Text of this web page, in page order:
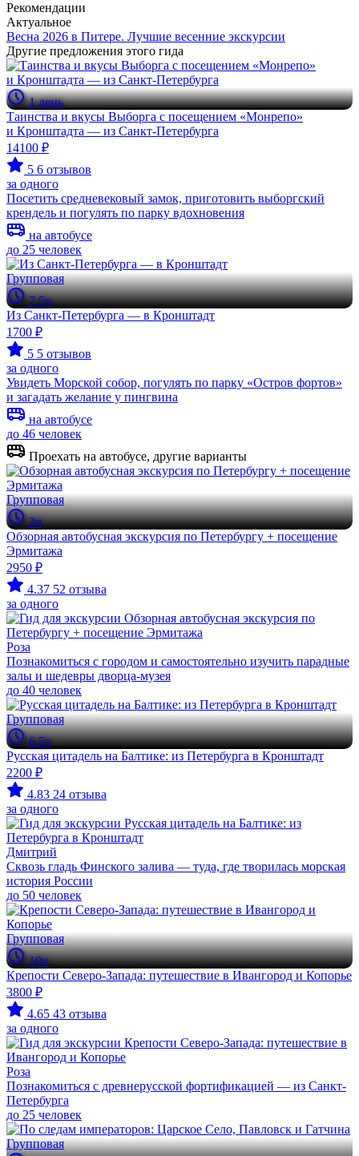
Рекомендации
Актуальное
Весна 2026 в Питере. Лучшие весенние экскурсии
Другие предложения этого гида
1 день
Таинства и вкусы Выборга с посещением «Монрепо»
и Кронштадта — из Санкт-Петербурга
14100 ₽
5 6 отзывов
за одного
Посетить средневековый замок, приготовить выборгский
крендель и погулять по парку вдохновения
на автобусе
до 25 человек
Групповая
7.5ч
Из Санкт-Петербурга — в Кронштадт
1700 ₽
5 5 отзывов
за одного
Увидеть Морской собор, погулять по парку «Остров фортов»
и загадать желание у пингвина
на автобусе
до 46 человек
Проехать на автобусе, другие варианты
Групповая
3ч
Обзорная автобусная экскурсия по Петербургу + посещение
Эрмитажа
2950 ₽
4.37 52 отзыва
за одного
Роза
Познакомиться с городом и самостоятельно изучить парадные
залы и шедевры дворца-музея
до 40 человек
Групповая
6.5ч
Русская цитадель на Балтике: из Петербурга в Кронштадт
2200 ₽
4.83 24 отзыва
за одного
Дмитрий
Сквозь гладь Финского залива — туда, где творилась морская
история России
до 50 человек
Групповая
10ч
Крепости Северо-Запада: путешествие в Ивангород и Копорье
3800 ₽
4.65 43 отзыва
за одного
Роза
Познакомиться с древнерусской фортификацией — из Санкт-
Петербурга
до 25 человек
Групповая